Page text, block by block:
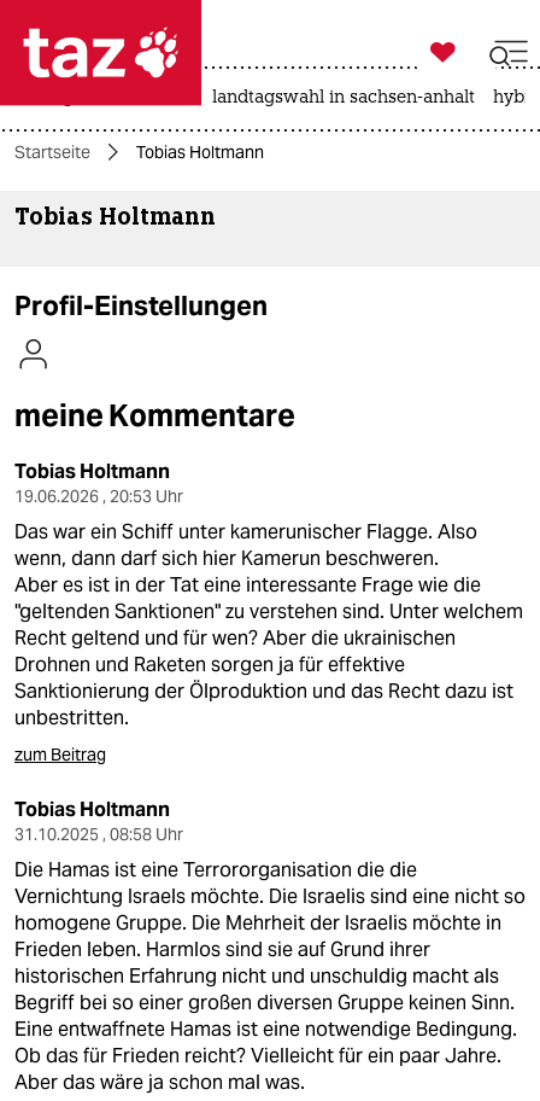
 taz zahl ich
taz zahl ich
themen
kultur
sport
berlin
nord
wahrheit
verlag
verlag
veranstaltungen
shop
fragen & hilfe
unterstützen
abo
genossenschaft
epaper login

taz zahl ich
landtagswahl in sachsen-anhalt
Startseite Tobias Holtmann
Tobias Holtmann
Profil-Einstellungen
meine Kommentare
Tobias Holtmann
19.06.2026 , 20:53 Uhr
Das war ein Schiff unter kamerunischer Flagge. Also
wenn, dann darf sich hier Kamerun beschweren.
Aber es ist in der Tat eine interessante Frage wie die
"geltenden Sanktionen" zu verstehen sind. Unter welchem
Recht geltend und für wen? Aber die ukrainischen
Drohnen und Raketen sorgen ja für effektive
Sanktionierung der Ölproduktion und das Recht dazu ist
unbestritten.
zum Beitrag
Tobias Holtmann
31.10.2025 , 08:58 Uhr
Die Hamas ist eine Terrororganisation die die
Vernichtung Israels möchte. Die Israelis sind eine nicht so
homogene Gruppe. Die Mehrheit der Israelis möchte in
Frieden leben. Harmlos sind sie auf Grund ihrer
historischen Erfahrung nicht und unschuldig macht als
Begriff bei so einer großen diversen Gruppe keinen Sinn.
Eine entwaffnete Hamas ist eine notwendige Bedingung.
Ob das für Frieden reicht? Vielleicht für ein paar Jahre.
Aber das wäre ja schon mal was.